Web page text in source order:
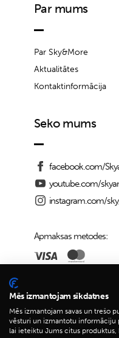
Par mums
Par Sky&More
Aktualitātes
Kontaktinformācija
Seko mums
facebook.com/
youtube.com/
instagram.com/
Apmaksas metodes:
Piegādes iespējas:
Mēs izmantojam sīkdatnes
Mēs izmantojam savas un trešo
vēsturi un izmantotu informāciju
lai ieteiktu Jums citus produktus,